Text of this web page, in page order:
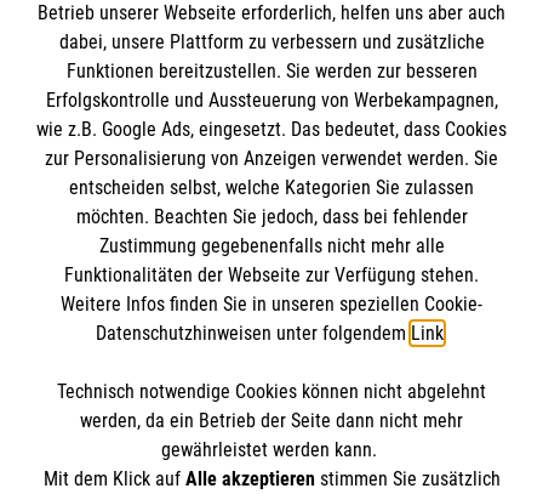
IBAN: DE10 3706 0120 1201 2000 12
BIC: GENODED 1PA7
Newsletter abonnieren
Cookies verwalten|AGB|Impressum|Datenschutz
Barrierefreiheit |Kontakt| Sharepoint|Mediathek
Betrieb unserer Webseite erforderlich, helfen uns aber auch
dabei, unsere Plattform zu verbessern und zusätzliche
Funktionen bereitzustellen. Sie werden zur besseren
Erfolgskontrolle und Aussteuerung von Werbekampagnen,
wie z.B. Google Ads, eingesetzt. Das bedeutet, dass Cookies
zur Personalisierung von Anzeigen verwendet werden. Sie
entscheiden selbst, welche Kategorien Sie zulassen
möchten. Beachten Sie jedoch, dass bei fehlender
Zustimmung gegebenenfalls nicht mehr alle
Funktionalitäten der Webseite zur Verfügung stehen.
Weitere Infos finden Sie in unseren speziellen Cookie-
Datenschutzhinweisen unter folgendem Link.
Technisch notwendige Cookies können nicht abgelehnt
werden, da ein Betrieb der Seite dann nicht mehr
gewährleistet werden kann.
Mit dem Klick auf Alle akzeptierenstimmen Sie zusätzlich